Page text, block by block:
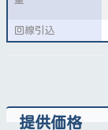
回線引込
提供価格